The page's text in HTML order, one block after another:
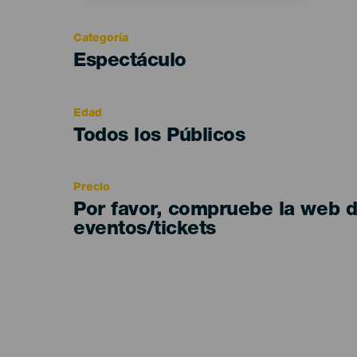
Categoría
Categoría
Espectáculo
Edad
Edad
Todos los Públicos
Precio
Por favor, compruebe la web
eventos/tickets